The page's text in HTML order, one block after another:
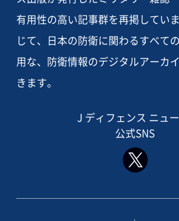
有用性の高い記事群を再掲してい
じて、日本の防衛に関わるすべて
用な、防衛情報のデジタルアーカ
きます。
J ディフェンス ニュ
公式SNS